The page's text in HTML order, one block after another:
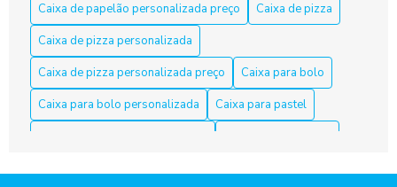
Caixa de Bolo Personalizada: Transforme Festas em
Momentos Inesquecíveis
Caixa de Papelão em Fortaleza: Opções e Dicas
Caixa de Papelão em Fortaleza: Qualidade e Variedade
Necessidades de Embalagem
Caixa de papelão personalizada preço
Caixa de pizza
Caixa de pizza personalizada
Caixa de pizza personalizada preço
Caixa para bolo
Caixa para bolo personalizada
Caixa para pastel